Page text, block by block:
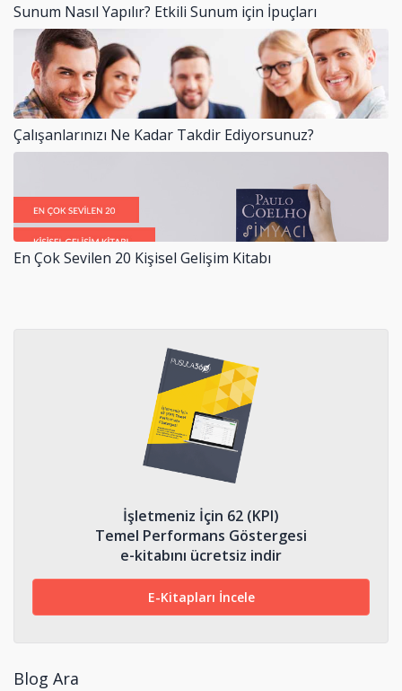
Sunum Nasıl Yapılır? Etkili Sunum için İpuçları
Çalışanlarınızı Ne Kadar Takdir Ediyorsunuz?
En Çok Sevilen 20 Kişisel Gelişim Kitabı
İşletmeniz İçin 62 (KPI)
Temel Performans Göstergesi
e-kitabını ücretsiz indir
E-Kitapları İncele
Blog Ara